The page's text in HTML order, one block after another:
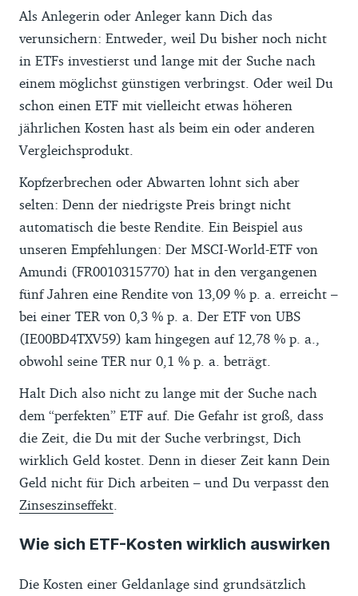
Als Anlegerin oder Anleger kann Dich das
verunsichern: Entweder, weil Du bisher noch nicht
in ETFs investierst und lange mit der Suche nach
einem möglichst günstigen verbringst. Oder weil Du
schon einen ETF mit vielleicht etwas höheren
jährlichen Kosten hast als beim ein oder anderen
Vergleichsprodukt.
Kopfzerbrechen oder Abwarten lohnt sich aber
selten: Denn der niedrigste Preis bringt nicht
automatisch die beste Rendite. Ein Beispiel aus
unseren Empfehlungen: Der MSCI-World-ETF von
Amundi (FR0010315770) hat in den vergangenen
fünf Jahren eine Rendite von 13,09 % p. a. erreicht –
bei einer TER von 0,3 % p. a. Der ETF von UBS
(IE00BD4TXV59) kam hingegen auf 12,78 % p. a.,
obwohl seine TER nur 0,1 % p. a. beträgt.
Halt Dich also nicht zu lange mit der Suche nach
dem “perfekten” ETF auf. Die Gefahr ist groß, dass
die Zeit, die Du mit der Suche verbringst, Dich
wirklich Geld kostet. Denn in dieser Zeit kann Dein
Geld nicht für Dich arbeiten – und Du verpasst den
Zinseszinseffekt
Wie sich ETF-Kosten wirklich auswirken
Die Kosten einer Geldanlage sind grundsätzlich